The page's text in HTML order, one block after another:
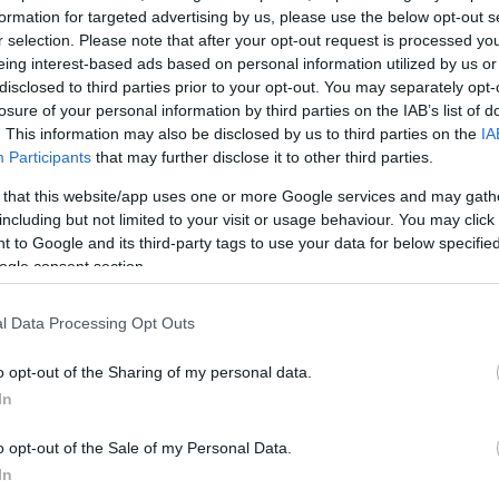
for targeted advertising by us, please use the below opt-out
selection. Please note that after your opt-out request is processed
interest-based ads based on personal information utilized by us
to third parties prior to your opt-out. You may separately
of your personal information by third parties on the IAB’s list of
This information may also be disclosed by us to third parties on the
Participants that may further disclose it to other third parties.
that this website/app uses one or more Google services and may
but not limited to your visit or usage behaviour. You may
to Google and its third-party tags to use your data for below
consent section.
Data Processing Opt Outs
opt-out of the Sharing of my personal data.
opt-out of the Sale of my Personal Data.
Jelszó Emlékezzen rám
Regisztráció
szaknévsora
KERTÉSZ ÉS KERTÉSZET REGISZTRÁCIÓ NÖVÉNYKATALÓGUS
7
16
6
7
3
4
3
7
16
6
7
3
4 3